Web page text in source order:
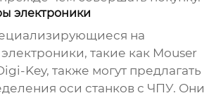
электроники
на
такие как Mouser
Key, также могут предлагать
оси станков с ЧПУ. Они